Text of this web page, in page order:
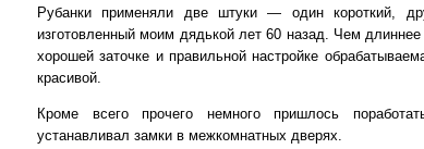
Рубанки применяли две штуки — один короткий,
изготовленный моим дядькой лет 60 назад. Чем
хорошей заточке и правильной настройке
красивой.
Кроме всего прочего немного пришлось
устанавливал замки в межкомнатных дверях.